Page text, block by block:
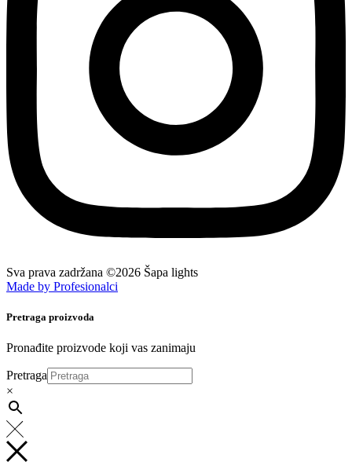
Sva prava zadržana ©2026 Šapa lights
Made by Profesionalci
Pretraga proizvoda
Pronađite proizvode koji vas zanimaju
Pretraga
×